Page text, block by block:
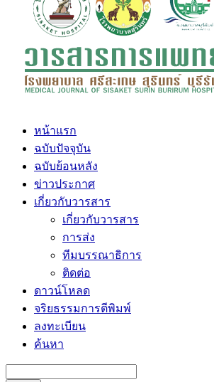
หน้าแรก
ฉบับปัจจุบัน
ฉบับย้อนหลัง
ข่าวประกาศ
เกี่ยวกับวารสาร
เกี่ยวกับวารสาร
การส่ง
ทีมบรรณาธิการ
ติดต่อ
ดาวน์โหลด
จริยธรรมการตีพิมพ์
ลงทะเบียน
ค้นหา